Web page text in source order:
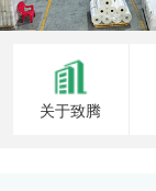
关于致腾